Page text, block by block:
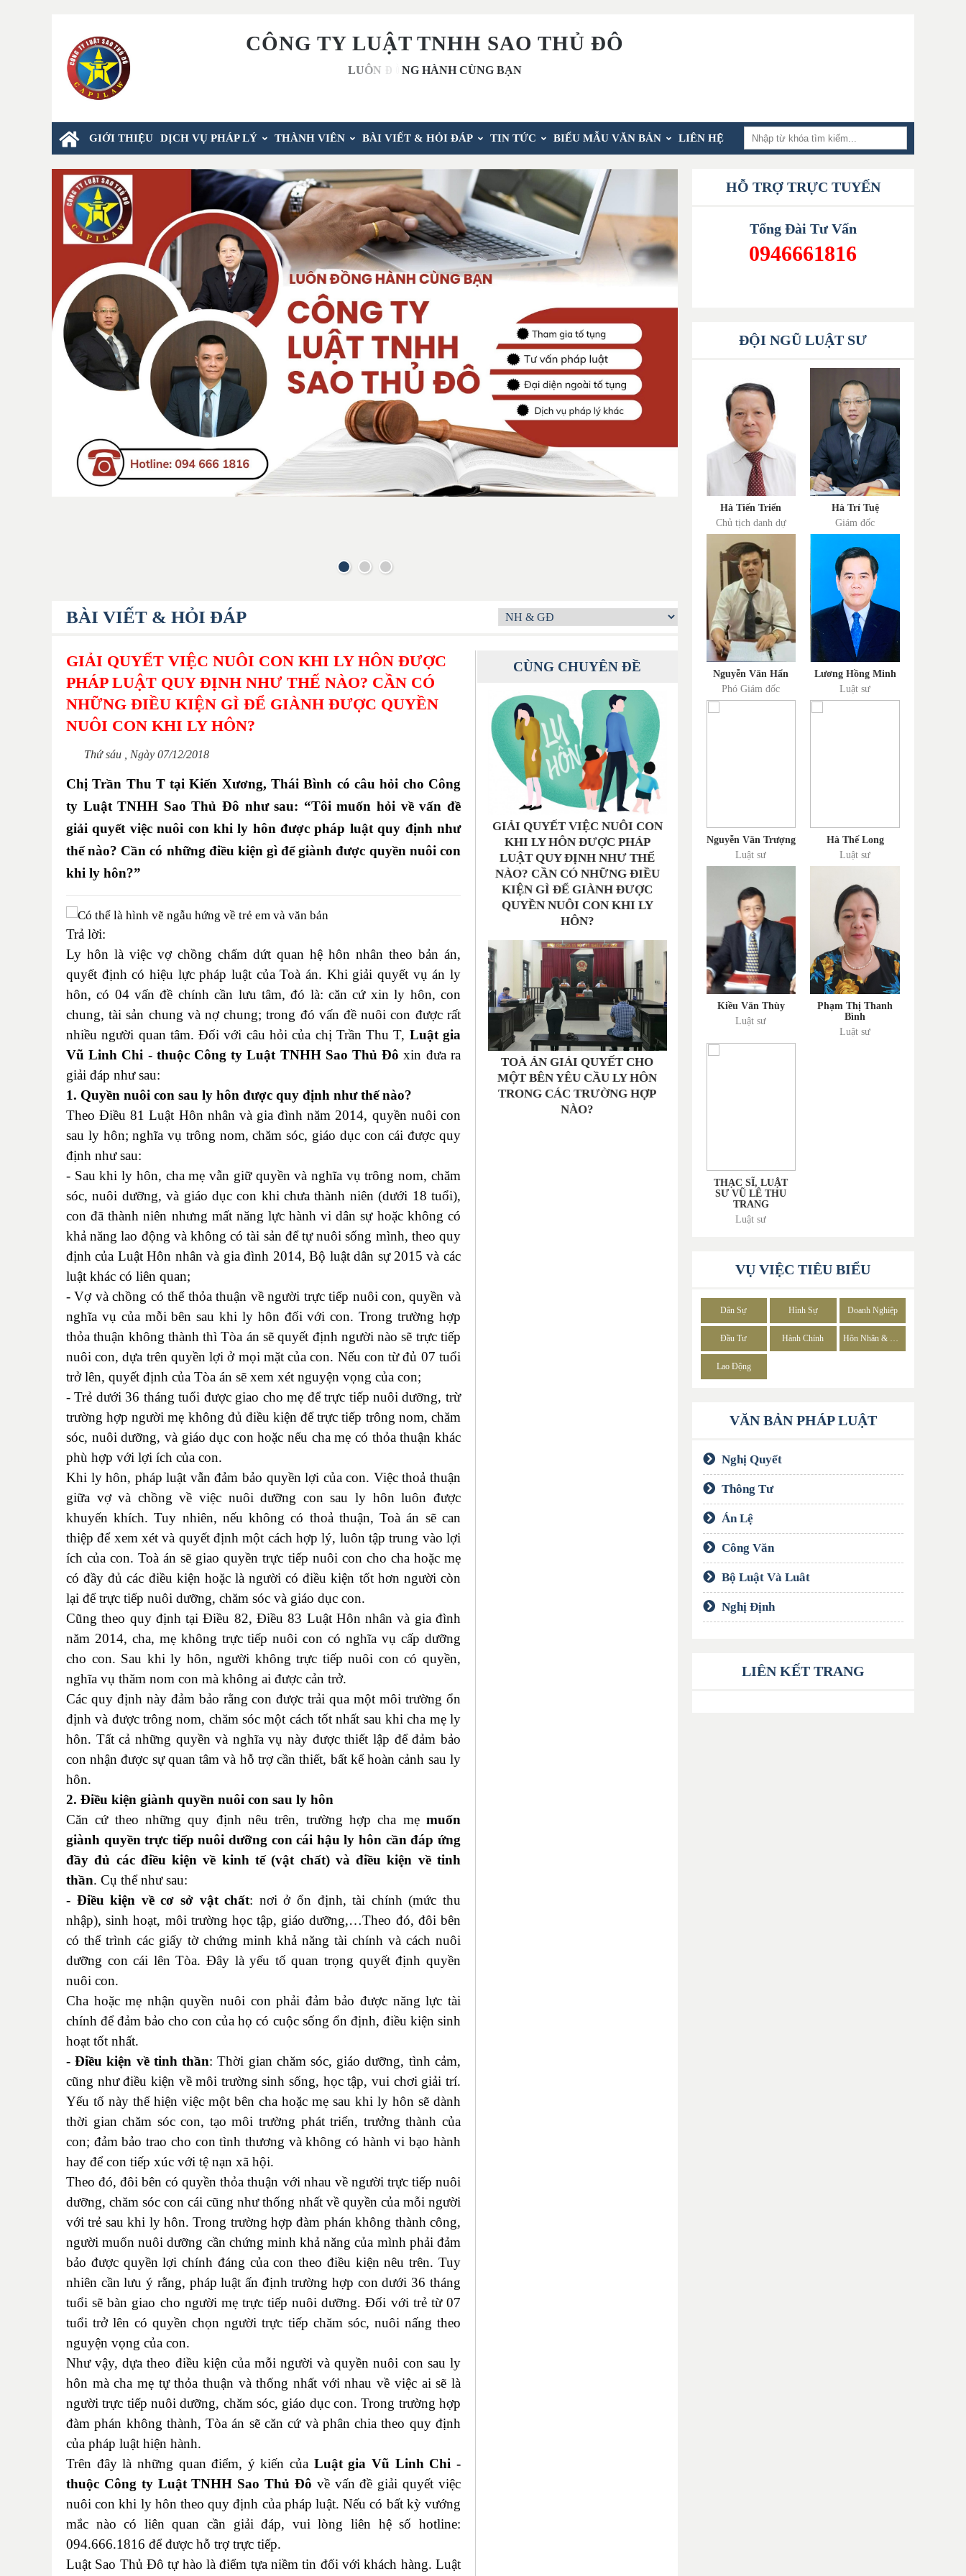
CÔNG TY LUẬT TNHH SAO THỦ ĐÔ
GIỚI THIỆU DỊCH VỤ PHÁP LÝ THÀNH VIÊN BÀI VIẾT & HỎI ĐÁP TIN TỨC BIỂU MẪU VĂN BẢN LIÊN HỆ
BÀI VIẾT & HỎI ĐÁP
GIẢI QUYẾT VIỆC NUÔI CON KHI LY HÔN ĐƯỢC
PHÁP LUẬT QUY ĐỊNH NHƯ THẾ NÀO? CẦN CÓ
NHỮNG ĐIỀU KIỆN GÌ ĐỂ GIÀNH ĐƯỢC QUYỀN
NUÔI CON KHI LY HÔN?
Thứ sáu , Ngày 07/12/2018
Chị Trần Thu T tại Kiến Xương, Thái Bình có câu hỏi cho Công
ty Luật TNHH Sao Thủ Đô như sau: “Tôi muốn hỏi về vấn đề
giải quyết việc nuôi con khi ly hôn được pháp luật quy định như
thế nào? Cần có những điều kiện gì để giành được quyền nuôi con
khi ly hôn?”
Trả lời:
Ly hôn là việc vợ chồng chấm dứt quan hệ hôn nhân theo bản án,
quyết định có hiệu lực pháp luật của Toà án. Khi giải quyết vụ án ly
hôn, có 04 vấn đề chính cần lưu tâm, đó là: căn cứ xin ly hôn, con
chung, tài sản chung và nợ chung; trong đó vấn đề nuôi con được rất
nhiều người quan tâm. Đối với câu hỏi của chị Trần Thu T, Luật gia
Vũ Linh Chi - thuộc Công ty Luật TNHH Sao Thủ Đôxin đưa ra
giải đáp như sau:
1. Quyền nuôi con sau ly hôn được quy định như thế nào?
Theo Điều 81 Luật Hôn nhân và gia đình năm 2014, quyền nuôi con
sau ly hôn; nghĩa vụ trông nom, chăm sóc, giáo dục con cái được quy
định như sau:
- Sau khi ly hôn, cha mẹ vẫn giữ quyền và nghĩa vụ trông nom, chăm
sóc, nuôi dưỡng, và giáo dục con khi chưa thành niên (dưới 18 tuổi),
con đã thành niên nhưng mất năng lực hành vi dân sự hoặc không có
khả năng lao động và không có tài sản để tự nuôi sống mình, theo quy
định của Luật Hôn nhân và gia đình 2014, Bộ luật dân sự 2015 và các
luật khác có liên quan;
- Vợ và chồng có thể thỏa thuận về người trực tiếp nuôi con, quyền và
nghĩa vụ của mỗi bên sau khi ly hôn đối với con. Trong trường hợp
thỏa thuận không thành thì Tòa án sẽ quyết định người nào sẽ trực tiếp
nuôi con, dựa trên quyền lợi ở mọi mặt của con. Nếu con từ đủ 07 tuổi
trở lên, quyết định của Tòa án sẽ xem xét nguyện vọng của con;
- Trẻ dưới 36 tháng tuổi được giao cho mẹ để trực tiếp nuôi dưỡng, trừ
trường hợp người mẹ không đủ điều kiện để trực tiếp trông nom, chăm
sóc, nuôi dưỡng, và giáo dục con hoặc nếu cha mẹ có thỏa thuận khác
phù hợp với lợi ích của con.
Khi ly hôn, pháp luật vẫn đảm bảo quyền lợi của con. Việc thoả thuận
giữa vợ và chồng về việc nuôi dưỡng con sau ly hôn luôn được
khuyến khích. Tuy nhiên, nếu không có thoả thuận, Toà án sẽ can
thiệp để xem xét và quyết định một cách hợp lý, luôn tập trung vào lợi
ích của con. Toà án sẽ giao quyền trực tiếp nuôi con cho cha hoặc mẹ
có đầy đủ các điều kiện hoặc là người có điều kiện tốt hơn người còn
lại để trực tiếp nuôi dưỡng, chăm sóc và giáo dục con.
Cũng theo quy định tại Điều 82, Điều 83 Luật Hôn nhân và gia đình
năm 2014, cha, mẹ không trực tiếp nuôi con có nghĩa vụ cấp dưỡng
cho con. Sau khi ly hôn, người không trực tiếp nuôi con có quyền,
nghĩa vụ thăm nom con mà không ai được cản trở.
Các quy định này đảm bảo rằng con được trải qua một môi trường ổn
định và được trông nom, chăm sóc một cách tốt nhất sau khi cha mẹ ly
hôn. Tất cả những quyền và nghĩa vụ này được thiết lập để đảm bảo
con nhận được sự quan tâm và hỗ trợ cần thiết, bất kể hoàn cảnh sau ly
hôn.
2. Điều kiện giành quyền nuôi con sau ly hôn
Căn cứ theo những quy định nêu trên, trường hợp cha mẹ muốn
giành quyền trực tiếp nuôi dưỡng con cái hậu ly hôn cần đáp ứng
đầy đủ các điều kiện về kinh tế (vật chất) và điều kiện về tinh
thần. Cụ thể như sau:
- Điều kiện về cơ sở vật chất: nơi ở ổn định, tài chính (mức thu
nhập), sinh hoạt, môi trường học tập, giáo dưỡng,…Theo đó, đôi bên
có thể trình các giấy tờ chứng minh khả năng tài chính và cách nuôi
dưỡng con cái lên Tòa. Đây là yếu tố quan trọng quyết định quyền
nuôi con.
Cha hoặc mẹ nhận quyền nuôi con phải đảm bảo được năng lực tài
chính để đảm bảo cho con của họ có cuộc sống ổn định, điều kiện sinh
hoạt tốt nhất.
-Điều kiện về tinh thần: Thời gian chăm sóc, giáo dưỡng, tình cảm,
cũng như điều kiện về môi trường sinh sống, học tập, vui chơi giải trí.
Yếu tố này thể hiện việc một bên cha hoặc mẹ sau khi ly hôn sẽ dành
thời gian chăm sóc con, tạo môi trường phát triển, trưởng thành của
con; đảm bảo trao cho con tình thương và không có hành vi bạo hành
hay để con tiếp xúc với tệ nạn xã hội.
Theo đó, đôi bên có quyền thỏa thuận với nhau về người trực tiếp nuôi
dưỡng, chăm sóc con cái cũng như thống nhất về quyền của mỗi người
với trẻ sau khi ly hôn. Trong trường hợp đàm phán không thành công,
người muốn nuôi dưỡng cần chứng minh khả năng của mình phải đảm
bảo được quyền lợi chính đáng của con theo điều kiện nêu trên. Tuy
nhiên cần lưu ý rằng, pháp luật ấn định trường hợp con dưới 36 tháng
tuổi sẽ bàn giao cho người mẹ trực tiếp nuôi dưỡng. Đối với trẻ từ 07
tuổi trở lên có quyền chọn người trực tiếp chăm sóc, nuôi nấng theo
nguyện vọng của con.
Như vậy, dựa theo điều kiện của mỗi người và quyền nuôi con sau ly
hôn mà cha mẹ tự thỏa thuận và thống nhất với nhau về việc ai sẽ là
người trực tiếp nuôi dưỡng, chăm sóc, giáo dục con. Trong trường hợp
đàm phán không thành, Tòa án sẽ căn cứ và phân chia theo quy định
của pháp luật hiện hành.
Trên đây là những quan điểm, ý kiến của Luật gia Vũ Linh Chi -
thuộc Công ty Luật TNHH Sao Thủ Đô về vấn đề giải quyết việc
nuôi con khi ly hôn theo quy định của pháp luật. Nếu có bất kỳ vướng
mắc nào có liên quan cần giải đáp, vui lòng liên hệ số hotline:
094.666.1816 để được hỗ trợ trực tiếp.
Luật Sao Thủ Đô tự hào là điểm tựa niềm tin đối với khách hàng. Luật
CÙNG CHUYÊN ĐỀ
GIẢI QUYẾT VIỆC NUÔI CON
KHI LY HÔN ĐƯỢC PHÁP
LUẬT QUY ĐỊNH NHƯ THẾ
NÀO? CẦN CÓ NHỮNG ĐIỀU
KIỆN GÌ ĐỂ GIÀNH ĐƯỢC
QUYỀN NUÔI CON KHI LY
HÔN?
TOÀ ÁN GIẢI QUYẾT CHO
MỘT BÊN YÊU CẦU LY HÔN
TRONG CÁC TRƯỜNG HỢP
NÀO?
HỖ TRỢ TRỰC TUYẾN
Tổng Đài Tư Vấn
0946661816
ĐỘI NGŨ LUẬT SƯ
Hà Tiến Triển
Chủ tịch danh dự
Hà Trí Tuệ
Giám đốc
Nguyễn Văn Hẩn
Phó Giám đốc
Lương Hồng Minh
Luật sư
Nguyễn Văn Trượng
Luật sư
Hà Thế Long
Luật sư
Kiều Văn Thùy
Luật sư
Phạm Thị Thanh
Bình
Luật sư
THẠC SĨ, LUẬT
SƯ VŨ LÊ THU
TRANG
Luật sư
VỤ VIỆC TIÊU BIỂU
Dân Sự Hình Sự Doanh Nghiệp
Đầu Tư Hành Chính Hôn Nhân & Gia Đình
Lao Động
VĂN BẢN PHÁP LUẬT
Nghị Quyết
Thông Tư
Án Lệ
Công Văn
Bộ Luật Và Luât
Nghị Định
LIÊN KẾT TRANG